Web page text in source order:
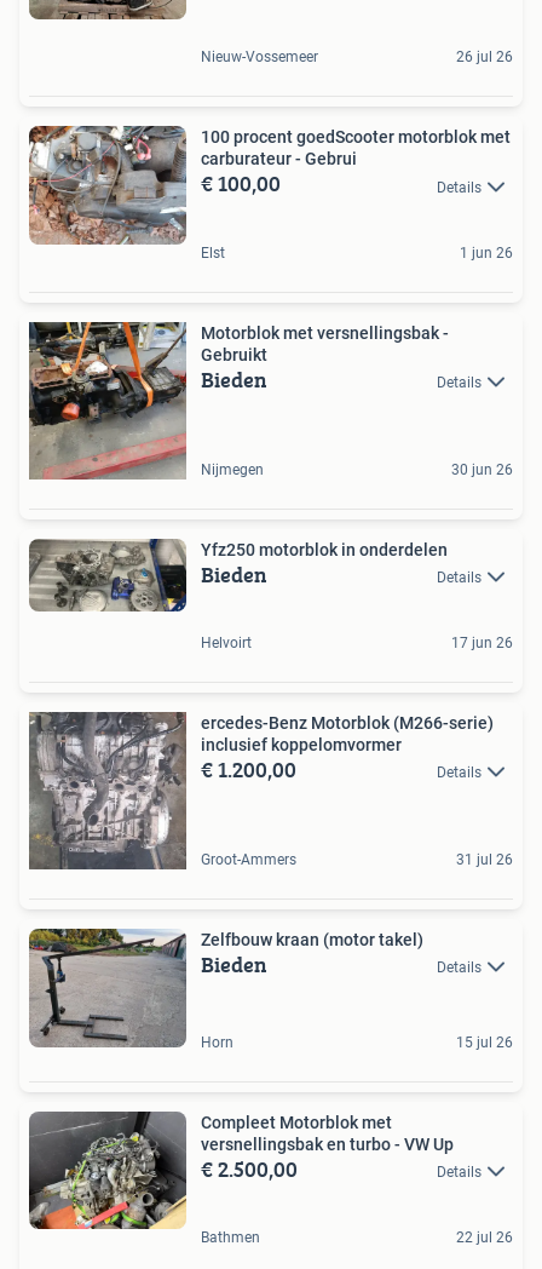
Nieuw-Vossemeer 26 jul 26
100 procent goedScooter motorblok met
carburateur - Gebrui
€ 100,00 Details
Elst 1 jun 26
Motorblok met versnellingsbak -
Gebruikt
Bieden Details
Nijmegen 30 jun 26
Yfz250 motorblok in onderdelen
Bieden Details
Helvoirt 17 jun 26
ercedes-Benz Motorblok (M266-serie)
inclusief koppelomvormer
€ 1.200,00 Details
Groot-Ammers 31 jul 26
Zelfbouw kraan (motor takel)
Bieden Details
Horn 15 jul 26
Compleet Motorblok met
versnellingsbak en turbo - VW Up
€ 2.500,00 Details
Bathmen 22 jul 26